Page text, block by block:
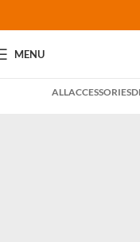
MENU
ALLACCESSORIES